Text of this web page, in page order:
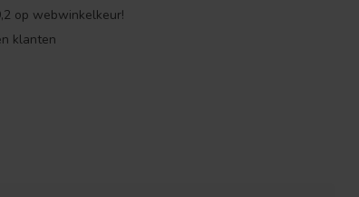
op webwinkelkeur!
klanten